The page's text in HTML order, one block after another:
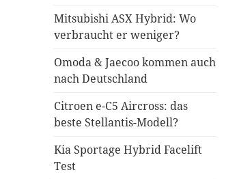
Mitsubishi ASX Hybrid: Wo
verbraucht er weniger?
Omoda & Jaecoo kommen auch
nach Deutschland
Citroen e-C5 Aircross: das
beste Stellantis-Modell?
Kia Sportage Hybrid Facelift
Test